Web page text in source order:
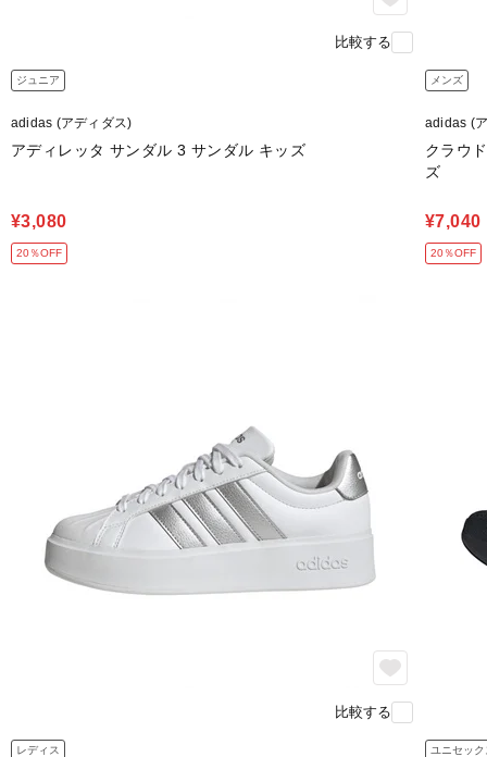
比較する
ジュニア
adidas (アディダス)
アディレッタ サンダル 3 サンダル キッズ
¥3,080
20％OFF
メンズ
adidas (
クラウ
ズ
¥7,040
20％OFF
比較する
レディス ユニセック